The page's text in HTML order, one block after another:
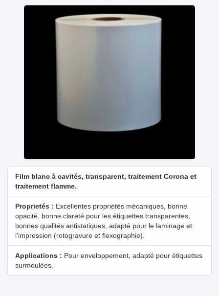
Film blanc à cavités, transparent, traitement Corona et
traitement flamme.
Proprietés : Excellentes propriétés mécaniques, bonne
opacité, bonne clareté pour les étiquettes transparentes,
bonnes qualités antistatiques, adapté pour le laminage et
l'impression (rotogravure et flexographie).
Applications : Pour enveloppement, adapté pour étiquettes
surmoulées.